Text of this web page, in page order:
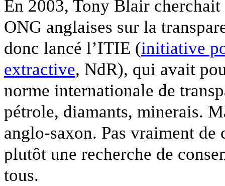
En 2003, Tony Blair
ONG anglaises sur la
donc lancé l’ITIE (initiative
extractive, NdR), qui avait
norme internationale de
pétrole, diamants, minerais.
anglo-saxon. Pas vraiment
plutôt une recherche de
tous.